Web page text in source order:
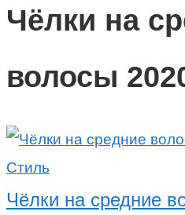
Чёлки на
волосы
Стиль
Чёлки на средние